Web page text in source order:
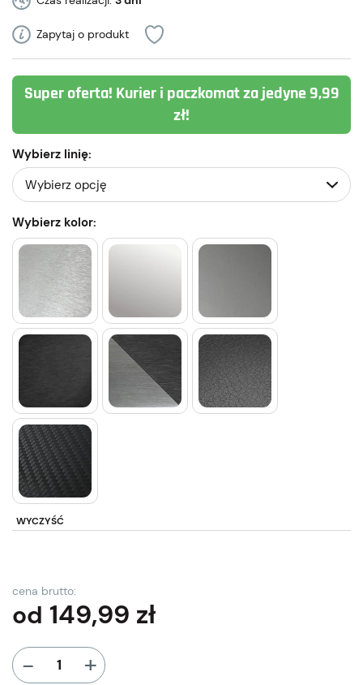
Zapytaj o produkt
Super oferta! Kurier i paczkomat za jedyne 9,99
zł!
Wybierz linię:
Wybierz kolor:
WYCZYŚĆ
cena brutto:
od 149,99 zł
- +